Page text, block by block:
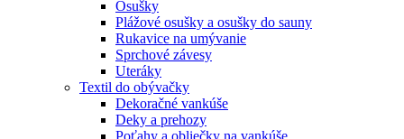
Osušky
Plážové osušky a osušky do sauny
Rukavice na umývanie
Sprchové závesy
Uteráky
Textil do obývačky
Dekoračné vankúše
Deky a prehozy
Poťahy a obliečky na vankúše